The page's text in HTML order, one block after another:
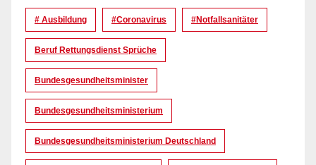
# Ausbildung #coronavirus #Notfallsanitäter
Beruf Rettungsdienst Sprüche
Bundesgesundheitsminister
Bundesgesundheitsministerium
Bundesgesundheitsministerium Deutschland